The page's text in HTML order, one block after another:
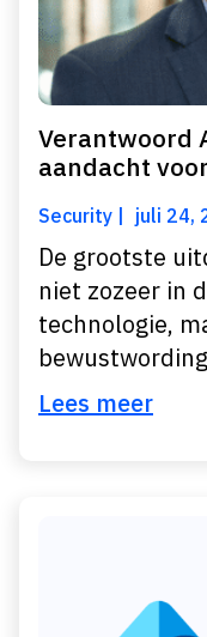
Verantwoord
aandacht
Security juli 24,
De grootste
niet zozeer in
technologie,
Lees meer